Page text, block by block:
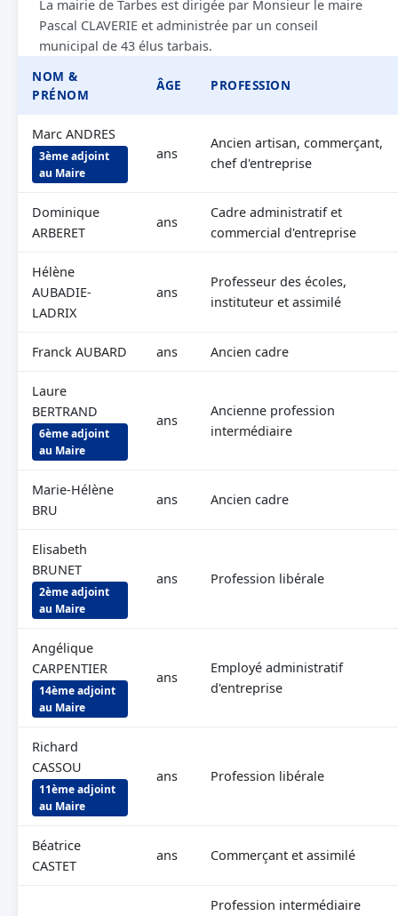
La mairie de Tarbes est dirigée par Monsieur le maire
Pascal CLAVERIE et administrée par un conseil
municipal de 43 élus tarbais.
NOM &
PRÉNOM
ÂGE PROFESSION
Marc ANDRES
3ème adjoint
au Maire
ans
Ancien artisan, commerçant,
chef d'entreprise
Dominique
ARBERET
ans
Cadre administratif et
commercial d'entreprise
Hélène
AUBADIE-
LADRIX
ans
Professeur des écoles,
instituteur et assimilé
Franck AUBARD ans Ancien cadre
Laure
BERTRAND
6ème adjoint
au Maire
ans
Ancienne profession
intermédiaire
Marie-Hélène
BRU
ans Ancien cadre
Elisabeth
BRUNET
2ème adjoint
au Maire
ans Profession libérale
Angélique
CARPENTIER
14ème adjoint
au Maire
ans
Employé administratif
d'entreprise
Richard
CASSOU
11ème adjoint
au Maire
ans Profession libérale
Béatrice
CASTET
ans Commerçant et assimilé
Profession intermédiaire